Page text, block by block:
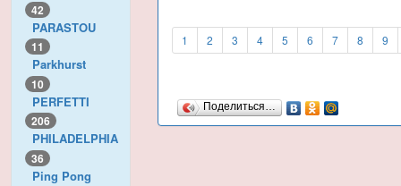
42
PARASTOU
11
Parkhurst
10
PERFETTI
206
PHILADELPHIA
36
Ping Pong
1 2 3 4 5 6 7 8 9
Поделиться…